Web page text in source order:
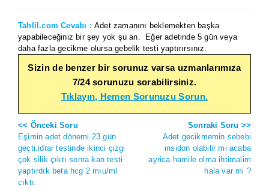
Tahlil.com Cevabı : Adet zamanını beklemekten başka
yapabileceğiniz bir şey yok şu an. Eğer adetinde 5 gün veya
daha fazla gecikme olursa gebelik testi yaptırırsınız.
Sizin de benzer bir sorunuz varsa uzmanlarımıza
7/24 sorunuzu sorabilirsiniz.
Tıklayın, Hemen Sorunuzu Sorun.
<< Önceki Soru
Eşimin adet dönemi 23 gün
geçti.idrar testinde ikinci çizgi
çok silik çıktı sonra kan testi
yaptırdık beta hcg 2 mıu/ml
cıktı.
Sonraki Soru >>
Adet gecikmemin sebebi
insidon olabilir mi acaba
ayrica hamile olma ihtimalim
hala var mi ?